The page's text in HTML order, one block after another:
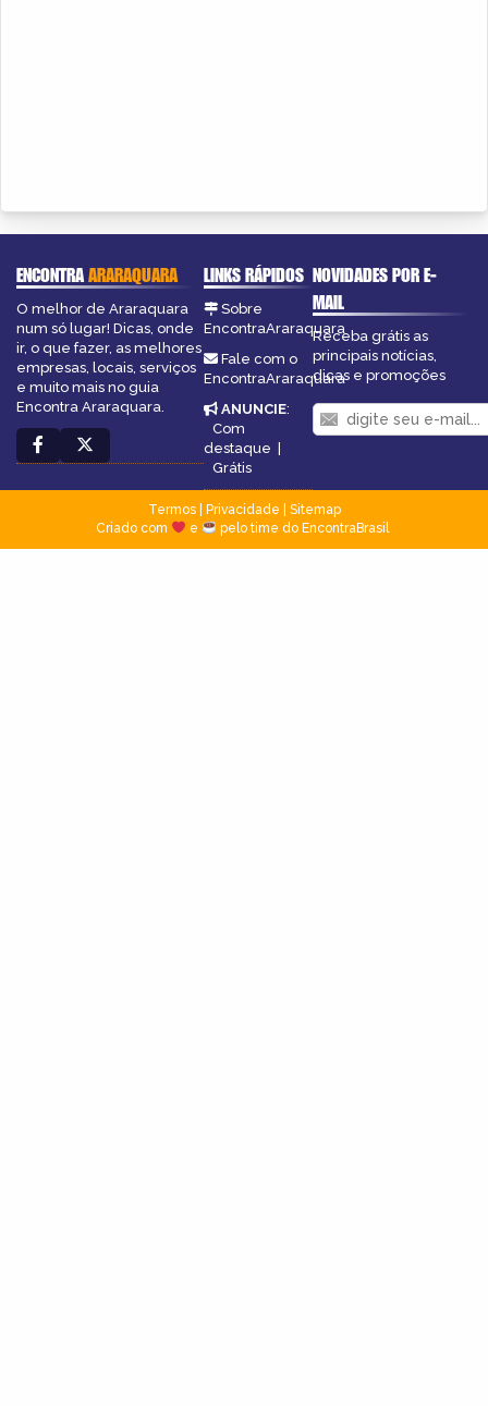
ENCONTRAARARAQUARA
O melhor de Araraquara
num só lugar! Dicas, onde
ir, o que fazer, as melhores
empresas, locais, serviços
e muito mais no guia
Encontra Araraquara.
LINKS RÁPIDOS
Sobre
EncontraAraraquara
Fale com o
EncontraAraraquara
ANUNCIE:
Com
destaque |
Grátis
NOVIDADES POR E-
MAIL
Receba grátis as
principais notícias,
dicas e promoções
Termos| Privacidade
Sitemap
Criado com
e pelo time do EncontraBrasil